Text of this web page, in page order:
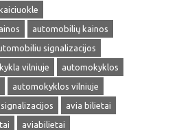
automobilių kainos
signalizacijos
vilniuje
automokyklos
automokyklos vilniuje
avia bilietai
aviabilietai